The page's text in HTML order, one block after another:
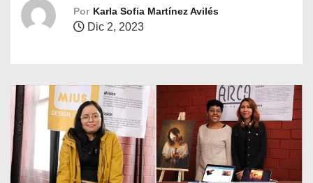
Por Karla Sofia Martínez Avilés
Dic 2, 2023